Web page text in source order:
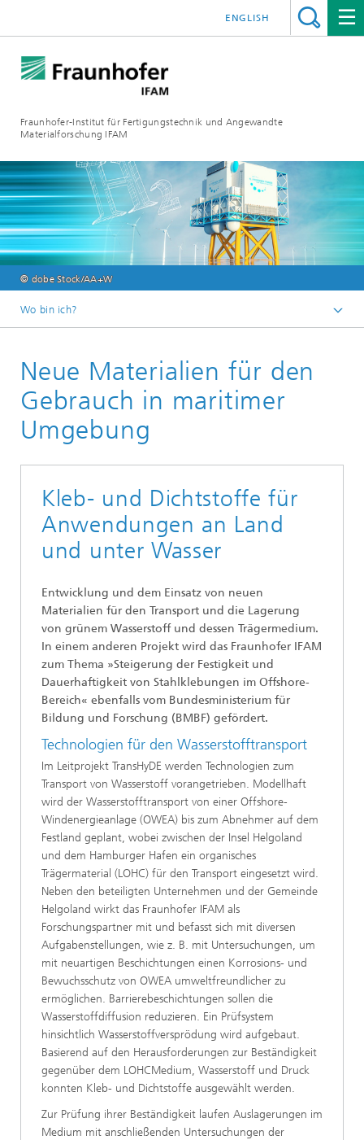
Fraunhofer-Institut für Fertigungstechnik und Angewandte
Materialforschung IFAM
ENGLISH
© dobe Stock/AA+W
Wo bin ich?
Magazin
Neue Materialien für den
Gebrauch in maritimer
Umgebung
Kleb- und Dichtstoffe für
Anwendungen an Land
und unter Wasser
Entwicklung und dem Einsatz von neuen
Materialien für den Transport und die Lagerung
von grünem Wasserstoff und dessen Trägermedium.
In einem anderen Projekt wird das Fraunhofer IFAM
zum Thema »Steigerung der Festigkeit und
Dauerhaftigkeit von Stahlklebungen im Offshore-
Bereich« ebenfalls vom Bundesministerium für
Bildung und Forschung (BMBF) gefördert.
Technologien für den Wasserstofftransport
Im Leitprojekt TransHyDE werden Technologien zum
Transport von Wasserstoff vorangetrieben. Modellhaft
wird der Wasserstofftransport von einer Offshore-
Windenergieanlage (OWEA) bis zum Abnehmer auf dem
Festland geplant, wobei zwischen der Insel Helgoland
und dem Hamburger Hafen ein organisches
Trägermaterial (LOHC) für den Transport eingesetzt wird.
Neben den beteiligten Unternehmen und der Gemeinde
Helgoland wirkt das Fraunhofer IFAM als
Forschungspartner mit und befasst sich mit diversen
Aufgabenstellungen, wie z. B. mit Untersuchungen, um
mit neuartigen Beschichtungen einen Korrosions- und
Bewuchsschutz von OWEA umweltfreundlicher zu
ermöglichen. Barrierebeschichtungen sollen die
Wasserstoffdiffusion reduzieren. Ein Prüfsystem
hinsichtlich Wasserstoffversprödung wird aufgebaut.
Basierend auf den Herausforderungen zur Beständigkeit
gegenüber dem LOHCMedium, Wasserstoff und Druck
konnten Kleb- und Dichtstoffe ausgewählt werden.
Zur Prüfung ihrer Beständigkeit laufen Auslagerungen im
Medium mit anschließenden Untersuchungen der